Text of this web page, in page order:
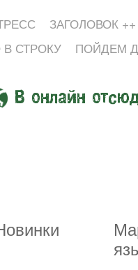
ЗАГОЛОВОК ++
СТРОКУ ПОЙДЕМ
В онлайн